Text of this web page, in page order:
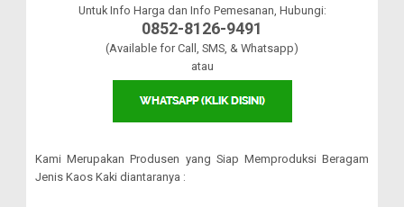
Untuk Info Harga dan Info Pemesanan, Hubungi:
0852-8126-9491
(Available for Call, SMS, & Whatsapp)
atau
Kami Merupakan Produsen yang Siap Memproduksi Beragam
Jenis Kaos Kaki diantaranya :